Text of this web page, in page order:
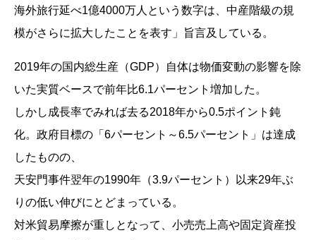
海外旅行延べ1億4000万人という数字は、中産階級の規
模がさらに拡大したことを表す」旨言及している。
2019年の国内総生産（GDP）自体は物価変動の影響を除
いた実質ベースで前年比6.1パーセント増加した。
しかし成長率でみれば去る2018年から0.5ポイント鈍
化。政府目標の「6パーセント～6.5パーセント」は達成
したものの、
天安門事件翌年の1990年（3.9パーセント）以来29年ぶ
りの低い伸びにとどまっている。
対米貿易摩擦が重しとなって、小売売上高や固定資産投